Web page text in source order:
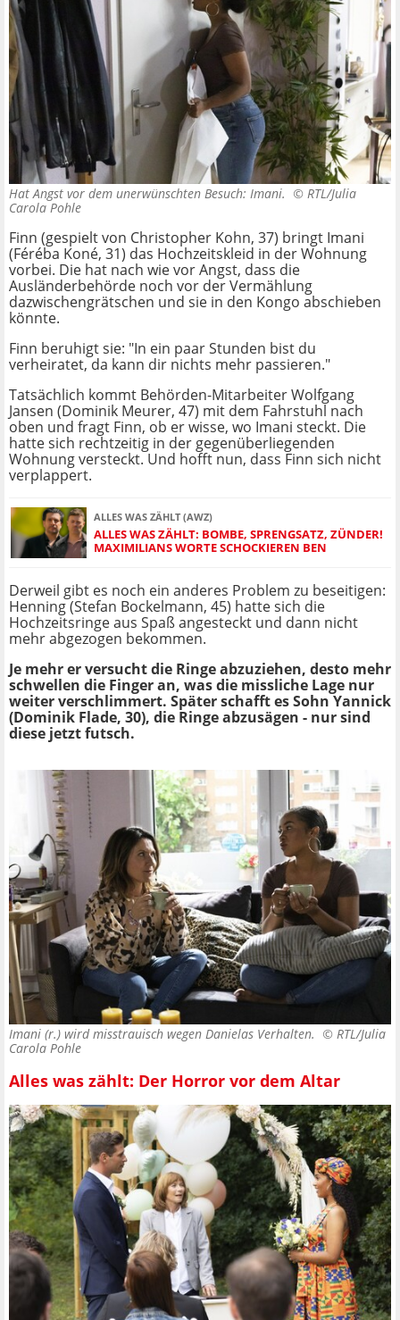
Hat Angst vor dem unerwünschten Besuch: Imani. © RTL/Julia
Carola Pohle
Finn (gespielt von Christopher Kohn, 37) bringt Imani
(Féréba Koné, 31) das Hochzeitskleid in der Wohnung
vorbei. Die hat nach wie vor Angst, dass die
Ausländerbehörde noch vor der Vermählung
dazwischengrätschen und sie in den Kongo abschieben
könnte.
Finn beruhigt sie: "In ein paar Stunden bist du
verheiratet, da kann dir nichts mehr passieren."
Tatsächlich kommt Behörden-Mitarbeiter Wolfgang
Jansen (Dominik Meurer, 47) mit dem Fahrstuhl nach
oben und fragt Finn, ob er wisse, wo Imani steckt. Die
hatte sich rechtzeitig in der gegenüberliegenden
Wohnung versteckt. Und hofft nun, dass Finn sich nicht
verplappert.
ALLES WAS ZÄHLT (AWZ)
ALLES WAS ZÄHLT: BOMBE, SPRENGSATZ, ZÜNDER!
MAXIMILIANS WORTE SCHOCKIEREN BEN
Derweil gibt es noch ein anderes Problem zu beseitigen:
Henning (Stefan Bockelmann, 45) hatte sich die
Hochzeitsringe aus Spaß angesteckt und dann nicht
mehr abgezogen bekommen.
Je mehr er versucht die Ringe abzuziehen, desto mehr
schwellen die Finger an, was die missliche Lage nur
weiter verschlimmert. Später schafft es Sohn Yannick
(Dominik Flade, 30), die Ringe abzusägen - nur sind
diese jetzt futsch.
Imani (r.) wird misstrauisch wegen Danielas Verhalten. © RTL/Julia
Carola Pohle
Alles was zählt: Der Horror vor dem Altar